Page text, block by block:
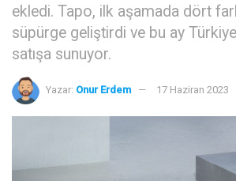
ekledi. Tapo, ilk aşamada dört
süpürge geliştirdi ve bu ay
satışa sunuyor.
Yazar: Onur Erdem 17 Haziran 2023